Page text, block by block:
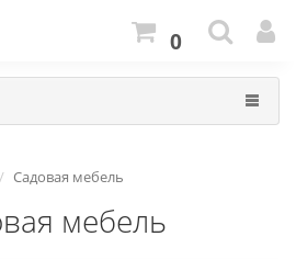
0
Садовая мебель
мебель